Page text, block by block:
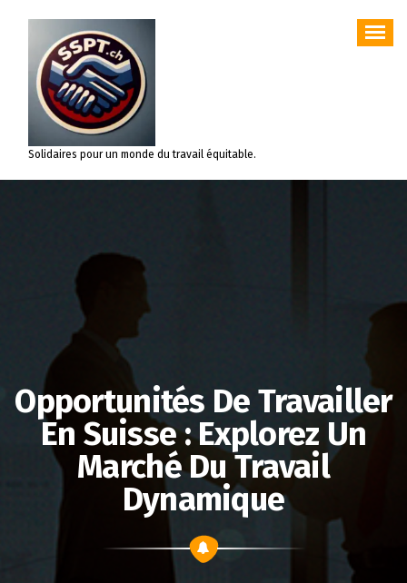
contenu
Solidaires pour un monde du travail équitable.
Opportunités De Travailler
En Suisse : Explorez Un
Marché Du Travail
Dynamique